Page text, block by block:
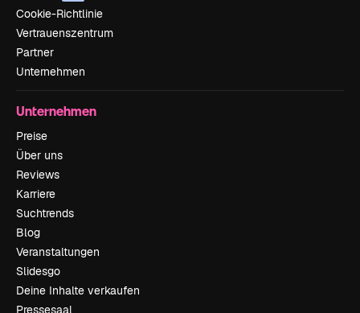
Cookie-Richtlinie
Vertrauenszentrum
Partner
Unternehmen
Unternehmen
Preise
Über uns
Reviews
Karriere
Suchtrends
Blog
Veranstaltungen
Slidesgo
Deine Inhalte verkaufen
Pressesaal